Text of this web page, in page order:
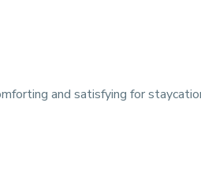
and satisfying for